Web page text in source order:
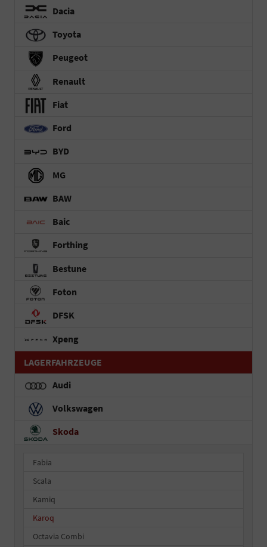
Dacia
Toyota
Peugeot
Renault
Fiat
Ford
BYD
MG
BAW
Baic
Forthing
Bestune
Foton
DFSK
Xpeng
LAGERFAHRZEUGE
Audi
Volkswagen
Skoda
Fabia
Scala
Kamiq
Karoq
Octavia Combi